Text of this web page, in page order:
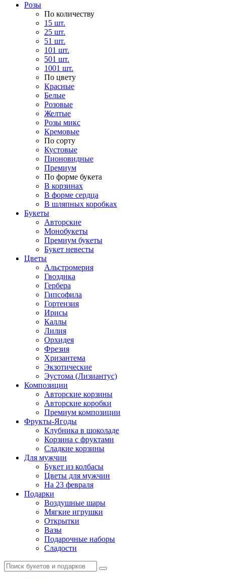
Розы
По количеству
15 шт.
25 шт.
51 шт.
101 шт.
501 шт.
1001 шт.
По цвету
Красные
Белые
Розовые
Желтые
Розы микс
Кремовые
По сорту
Кустовые
Пионовидные
Премиум
По форме букета
В корзинах
В форме сердца
В шляпных коробках
Букеты
Авторские
Монобукеты
Премиум букеты
Букет невесты
Цветы
Альстромерия
Гвоздика
Гербера
Гипсофила
Гортензия
Ирисы
Каллы
Лилия
Орхидея
Фрезия
Хризантема
Экзотические
Эустома (Лизиантус)
Композиции
Авторские корзины
Авторские коробки
Премиум композиции
Фрукты-Ягоды
Клубника в шоколаде
Корзина с фруктами
Сладкие корзины
Для мужчин
Букет из колбасы
Цветы для мужчин
На 23 февраля
Подарки
Воздушные шары
Мягкие игрушки
Открытки
Вазы
Подарочные наборы
Сладости